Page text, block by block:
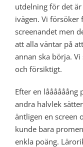
utdelning för det
ivägen. Vi försöker
screenandet men
att alla väntar på
annan ska börja.
och försiktigt.
Efter en låååååång
andra halvlek
äntligen en screen
kunde bara
enkla poäng.